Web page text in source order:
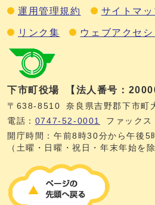
運用管理規約 サイトマ
リンク集 ウェブアクセ
下市町役場 【法人番号：
〒638-8510
奈良県吉野郡下市町
電話： 0747‐52‐0001
ファック
開庁時間：午前8時30分から午後5
（土曜・日曜・祝日・年末年始を除